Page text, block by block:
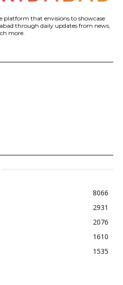
platform that envisions to showcase
through daily updates from news,
more.
8066
2931
2076
1610
1535